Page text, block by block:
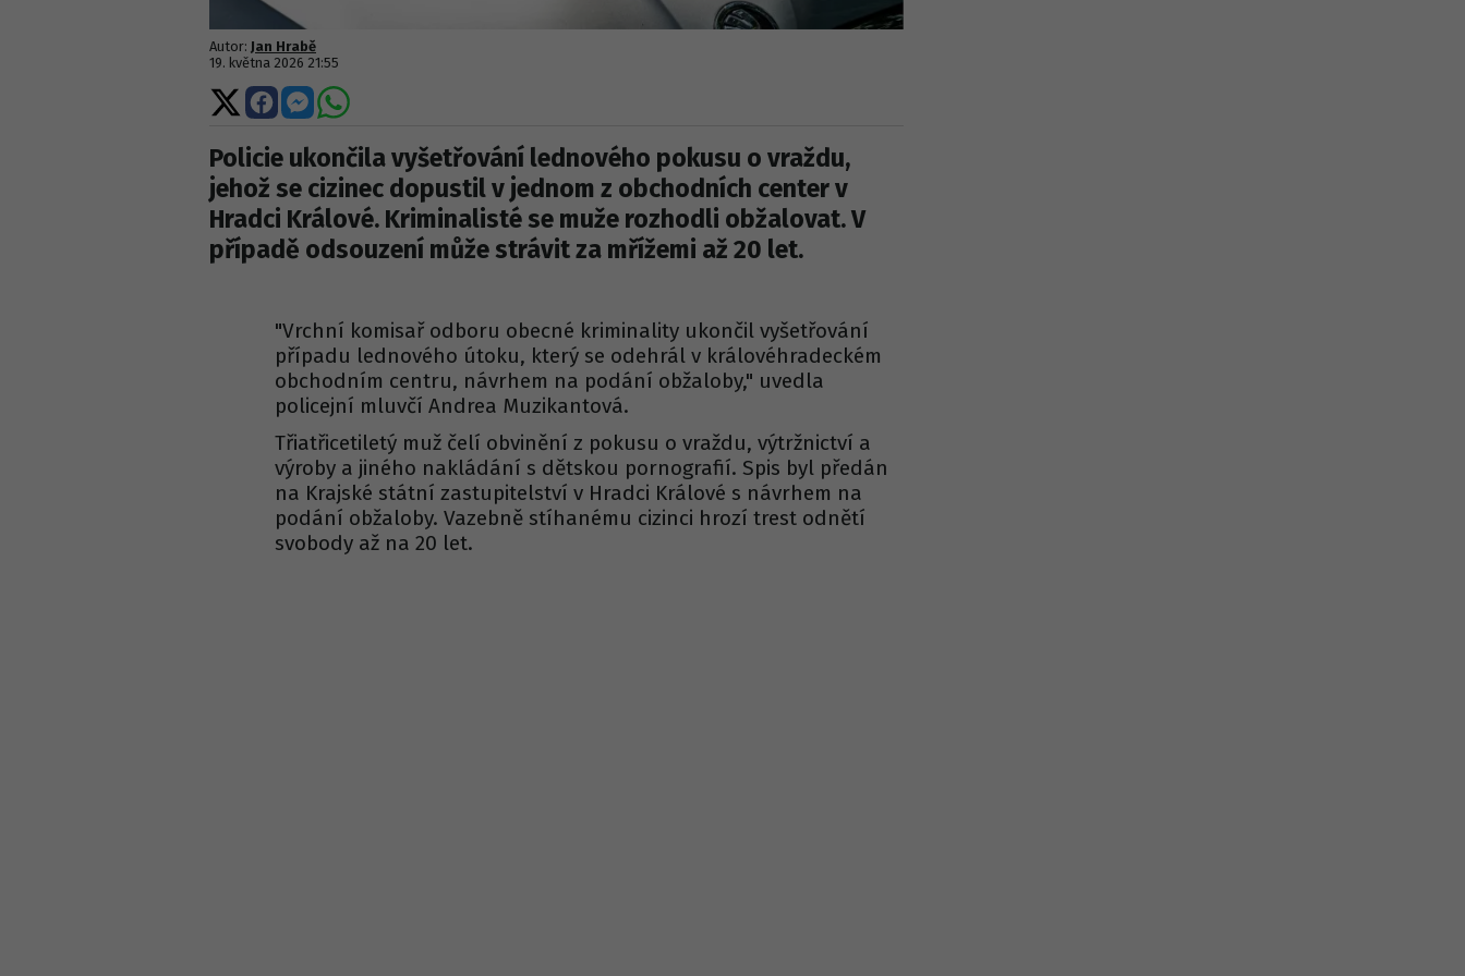
Autor: Jan Hrabě
19. května 2026 21:55
Sdílet
na
Sdílet
na
Sdílet
na
Sdílet
Policie ukončila vyšetřování lednového pokusu o vraždu,
jehož se cizinec dopustil v jednom z obchodních center v
Hradci Králové. Kriminalisté se muže rozhodli obžalovat. V
případě odsouzení může strávit za mřížemi až 20 let.
"Vrchní komisař odboru obecné kriminality ukončil vyšetřování
případu lednového útoku, který se odehrál v královéhradeckém
obchodním centru, návrhem na podání obžaloby," uvedla
policejní mluvčí Andrea Muzikantová.
Třiatřicetiletý muž čelí obvinění z pokusu o vraždu, výtržnictví a
výroby a jiného nakládání s dětskou pornografií. Spis byl předán
na Krajské státní zastupitelství v Hradci Králové s návrhem na
podání obžaloby. Vazebně stíhanému cizinci hrozí trest odnětí
svobody až na 20 let.